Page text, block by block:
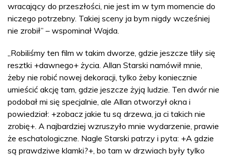
wracający do przeszłości, nie jest im w tym momencie do
niczego potrzebny. Takiej sceny ja bym nigdy wcześniej
nie zrobił” – wspominał Wajda.
„Robiliśmy ten film w takim dworze, gdzie jeszcze tliły się
resztki +dawnego+ życia. Allan Starski namówił mnie,
żeby nie robić nowej dekoracji, tylko żeby koniecznie
umieścić akcję tam, gdzie jeszcze żyją ludzie. Ten dwór nie
podobał mi się specjalnie, ale Allan otworzył okna i
powiedział: +zobacz jakie tu są drzewa, ja ci takich nie
zrobię+. A najbardziej wzruszyło mnie wydarzenie, prawie
że eschatologiczne. Nagle Starski patrzy i pyta: +A gdzie
są prawdziwe klamki?+, bo tam w drzwiach były tylko